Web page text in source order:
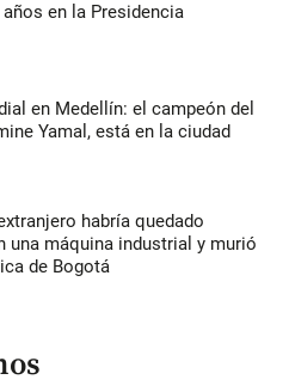
en la Presidencia
en Medellín: el campeón del
Yamal, está en la ciudad
habría quedado
una máquina industrial y murió
de Bogotá